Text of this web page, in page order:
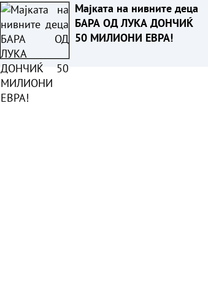
Мајката на нивните деца
БАРА ОД ЛУКА ДОНЧИЌ
50 МИЛИОНИ ЕВРА!